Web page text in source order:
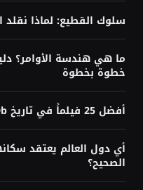
سلوك القطيع: لماذا
خطوة بخطوة
أفضل 25 فيلماً في تاريخ IMDb حسب تقييم الجمهور 2026
أي دول العالم يعتقد
الصحيح؟